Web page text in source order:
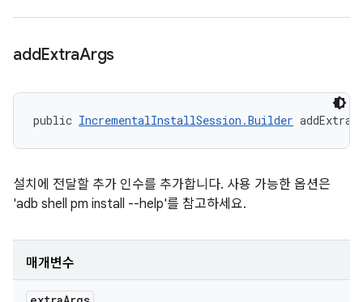
addExtraArgs
public IncrementalInstallSession.Builder
설치에 전달할 추가 인수를 추가합니다. 사용 가능한 옵션은
'adb shell pm install --help'를 참고하세요.
매개변수